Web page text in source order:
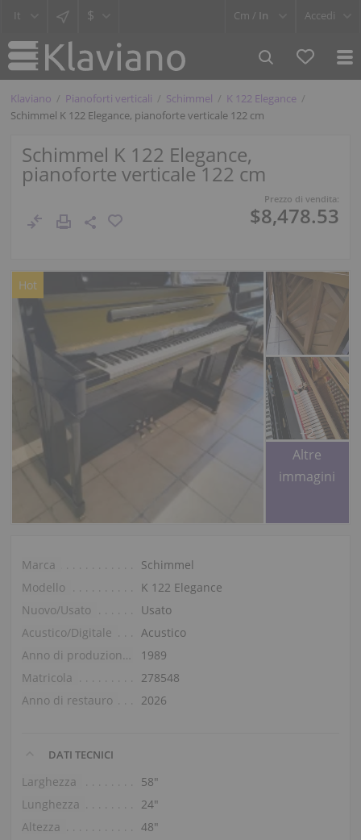
$ Cm / In Accedi
Klaviano Pianoforti verticali Schimmel
K 122 Elegance
Schimmel K 122 Elegance, pianoforte verticale 122 cm
Schimmel K 122 Elegance,
pianoforte verticale 122 cm
Prezzo di vendita:
$8,478.53
Hot
+2
Altre
immagini
Marca
Schimmel
Modello
K 122 Elegance
Nuovo/Usato
Usato
Acustico/Digitale
Acustico
Anno di produzione
1989
Matricola
278548
Anno di restauro
2026
DATI TECNICI
Larghezza
58″
Lunghezza
24″
Altezza
48″